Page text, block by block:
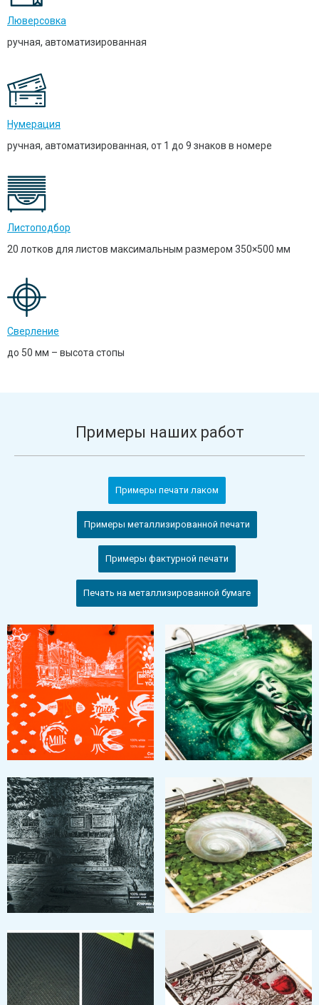
Люверсовка
ручная, автоматизированная
Нумерация
ручная, автоматизированная, от 1 до 9 знаков в номере
Листоподбор
20 лотков для листов максимальным размером 350×500 мм
Сверление
до 50 мм – высота стопы
Примеры наших работ
Примеры печати лаком
Примеры металлизированной печати
Примеры фактурной печати
Печать на металлизированной бумаге